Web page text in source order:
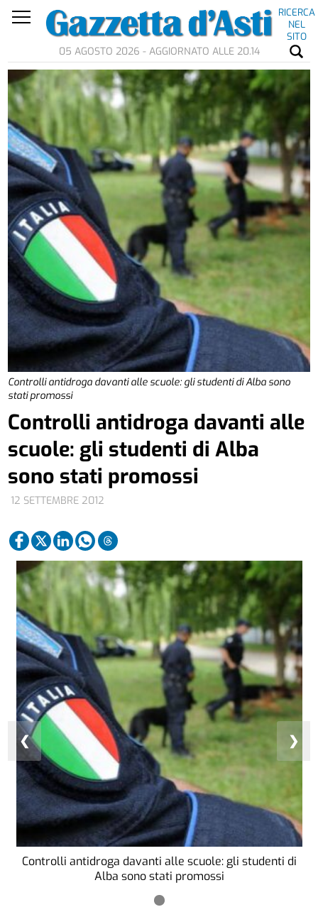
RICERCA
NEL
SITO
05 AGOSTO 2026 - AGGIORNATO ALLE 20.14
Controlli antidroga davanti alle scuole: gli studenti di Alba sono
stati promossi
12 SETTEMBRE 2012
Controlli antidroga davanti alle
scuole: gli studenti di Alba
sono stati promossi
Controlli antidroga davanti alle scuole: gli studenti di
Alba sono stati promossi
❮ ❯